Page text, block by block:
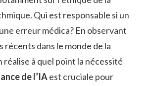
Qui est responsable si un
erreur médica? En observant
récents dans le monde de la
à quel point la nécessité
de l’IAest cruciale pour